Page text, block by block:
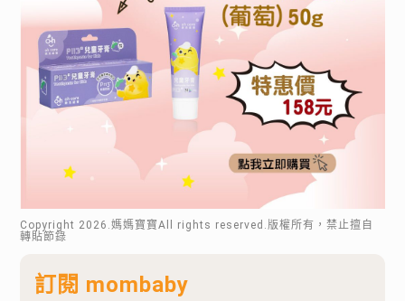
Copyright 2026 .媽媽寶寶All rights reserved.版權所有，禁止擅自
轉貼節錄
訂閱 mombaby